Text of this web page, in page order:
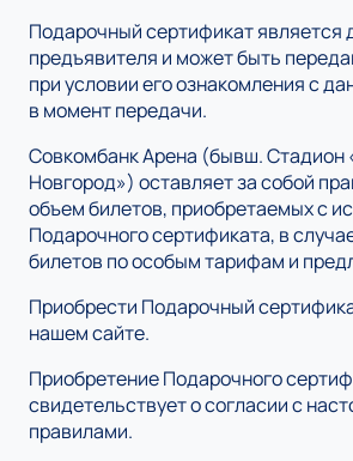
Подарочный сертификат является
предъявителя и может быть
при условии его ознакомления с
в момент передачи.
Совкомбанк Арена (бывш. Стадион
Новгород») оставляет за собой
объем билетов, приобретаемых с
Подарочного сертификата, в
билетов по особым тарифам и
Приобрести Подарочный
нашем сайте.
Приобретение Подарочного
свидетельствует о согласии с
правилами.